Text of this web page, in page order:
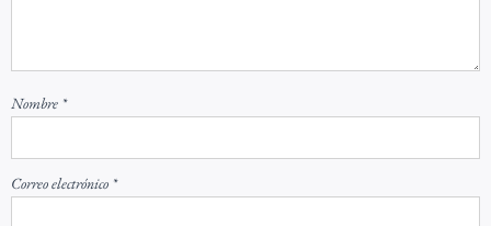
Nombre *
Correo electrónico *